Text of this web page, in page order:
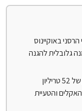
באוקיינוס
גלובלית להגנה
תעשיית הנפט והגז גרפה רווחי עתק של 52 טריליון
נזקי האקלים והטעיית